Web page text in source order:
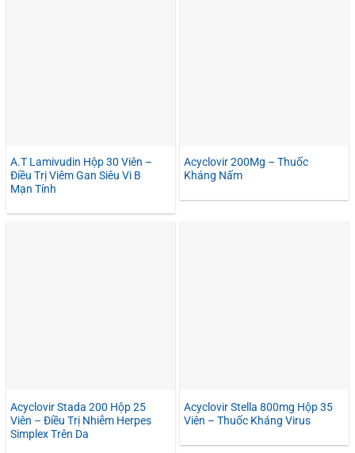
A.T Lamivudin Hộp 30 Viên –
Điều Trị Viêm Gan Siêu Vi B
Mạn Tính
Acyclovir 200Mg – Thuốc
Kháng Nấm
Acyclovir Stada 200 Hộp 25
Viên – Điều Trị Nhiễm Herpes
Simplex Trên Da
Acyclovir Stella 800mg Hộp 35
Viên – Thuốc Kháng Virus